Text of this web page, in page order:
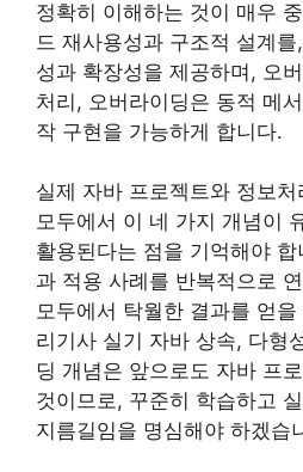
정확히 이해하는 것이 매우
드 재사용성과 구조적 설계
성과 확장성을 제공하며, 오
처리, 오버라이딩은 동적 메
작 구현을 가능하게 합니다.
실제 자바 프로젝트와 정보
모두에서 이 네 가지 개념이
활용된다는 점을 기억해야
과 적용 사례를 반복적으로
모두에서 탁월한 결과를 얻
리기사 실기 자바 상속, 다형
딩 개념은 앞으로도 자바 프
것이므로, 꾸준히 학습하고
지름길임을 명심해야 하겠습